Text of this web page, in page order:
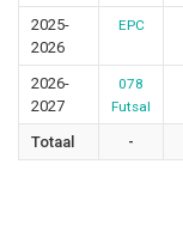
2025-
2026
EPC
2026-
2027
078
Futsal
Totaal -